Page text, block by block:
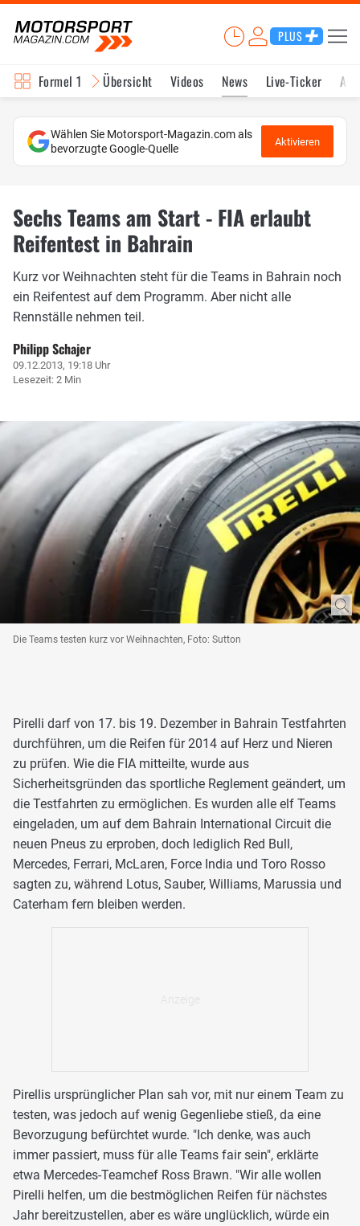
PLUS
Formel 1 Übersicht Videos News Live-Ticker
Wählen Sie Motorsport-Magazin.com als
bevorzugte Google-Quelle
Aktivieren
Sechs Teams am Start - FIA erlaubt
Reifentest in Bahrain
Kurz vor Weihnachten steht für die Teams in Bahrain noch
ein Reifentest auf dem Programm. Aber nicht alle
Rennställe nehmen teil.
Philipp Schajer
09.12.2013, 19:18 Uhr
Lesezeit: 2 Min
Die Teams testen kurz vor Weihnachten, Foto: Sutton
Pirelli darf von 17. bis 19. Dezember in Bahrain Testfahrten
durchführen, um die Reifen für 2014 auf Herz und Nieren
zu prüfen. Wie die FIA mitteilte, wurde aus
Sicherheitsgründen das sportliche Reglement geändert, um
die Testfahrten zu ermöglichen. Es wurden alle elf Teams
eingeladen, um auf dem Bahrain International Circuit die
neuen Pneus zu erproben, doch lediglich Red Bull,
Mercedes, Ferrari, McLaren, Force India und Toro Rosso
sagten zu, während Lotus, Sauber, Williams, Marussia und
Caterham fern bleiben werden.
Pirellis ursprünglicher Plan sah vor, mit nur einem Team zu
testen, was jedoch auf wenig Gegenliebe stieß, da eine
Bevorzugung befürchtet wurde. "Ich denke, was auch
immer passiert, muss für alle Teams fair sein", erklärte
etwa Mercedes-Teamchef Ross Brawn. "Wir alle wollen
Pirelli helfen, um die bestmöglichen Reifen für nächstes
Jahr bereitzustellen, aber es wäre unglücklich, würde ein